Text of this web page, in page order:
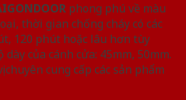
phong phú về màu
thời gian chống cháy có các
120 phút hoặc lâu hơn tùy
của cánh cửa: 45mm, 50mm.
chuyên cung cấp các sản phẩm